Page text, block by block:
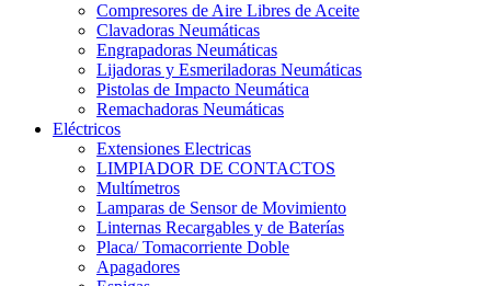
Compresores de Aire Libres de Aceite
Clavadoras Neumáticas
Engrapadoras Neumáticas
Lijadoras y Esmeriladoras Neumáticas
Pistolas de Impacto Neumática
Remachadoras Neumáticas
Eléctricos
Extensiones Electricas
LIMPIADOR DE CONTACTOS
Multímetros
Lamparas de Sensor de Movimiento
Linternas Recargables y de Baterías
Placa/ Tomacorriente Doble
Apagadores